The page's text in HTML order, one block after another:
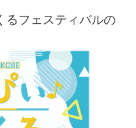
るフェスティバルの